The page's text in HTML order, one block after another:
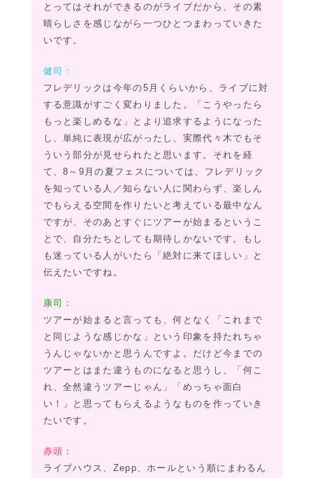
とってはそれができるのがライブだから、その素
晴らしさを感じながら一つひとつまわっていきた
いです。
健司：
フレデリックは今年の5月くらいから、ライブに対
する意識がすごく変わりました。「こうやったら
もっと楽しめるな」とより追求するようになった
し、単純に表現が広がったし、実際代々木でもそ
ういう部分が見せられたと思います。それを経
て、8～9月の夏フェスについては、フレデリック
を知っている人／知らない人に関わらず、楽しん
でもらえる空間を作りたいと考えている最中なん
ですが、そのあとすぐにツアーが始まるというこ
とで、自分たちとしても期待しかないです。もし
も迷っている人がいたら「絶対に来てほしい」と
伝えたいですね。
康司：
ツアーが始まると言っても、何となく「これまで
と同じような感じかな」という印象を持たれちゃ
うんじゃないかと思うんですよ。だけど今までの
ツアーとはまた違うものになると思うし、「何こ
れ、全然違うツアーじゃん」「めっちゃ面白
い！」と思ってもらえるようなものを作っていき
たいです。
赤頭：
ライブハウス、Zepp、ホールという順にまわるん